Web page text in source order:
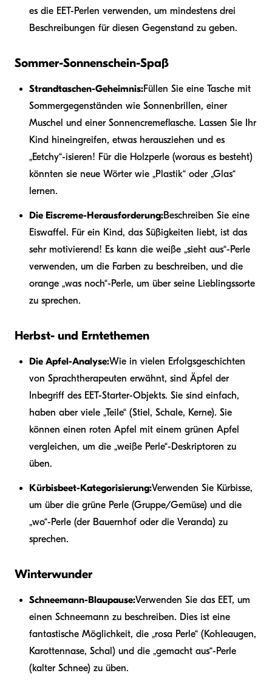
es die EET-Perlen verwenden, um mindestens drei
Beschreibungen für diesen Gegenstand zu geben.
Sommer-Sonnenschein-Spaß
Strandtaschen-Geheimnis:Füllen Sie eine Tasche mit
Sommergegenständen wie Sonnenbrillen, einer
Muschel und einer Sonnencremeflasche. Lassen Sie Ihr
Kind hineingreifen, etwas herausziehen und es
„Eetchy“-isieren! Für die Holzperle (woraus es besteht)
könnten sie neue Wörter wie „Plastik“ oder „Glas“
lernen.
Die Eiscreme-Herausforderung:Beschreiben Sie eine
Eiswaffel. Für ein Kind, das Süßigkeiten liebt, ist das
sehr motivierend! Es kann die weiße „sieht aus“-Perle
verwenden, um die Farben zu beschreiben, und die
orange „was noch“-Perle, um über seine Lieblingssorte
zu sprechen.
Herbst- und Erntethemen
Die Apfel-Analyse:Wie in vielen Erfolgsgeschichten
von Sprachtherapeuten erwähnt, sind Äpfel der
Inbegriff des EET-Starter-Objekts. Sie sind einfach,
haben aber viele „Teile“ (Stiel, Schale, Kerne). Sie
können einen roten Apfel mit einem grünen Apfel
vergleichen, um die „weiße Perle“-Deskriptoren zu
üben.
Kürbisbeet-Kategorisierung:Verwenden Sie Kürbisse,
um über die grüne Perle (Gruppe/Gemüse) und die
„wo“-Perle (der Bauernhof oder die Veranda) zu
sprechen.
Winterwunder
Schneemann-Blaupause:Verwenden Sie das EET, um
einen Schneemann zu beschreiben. Dies ist eine
fantastische Möglichkeit, die „rosa Perle“ (Kohleaugen,
Karottennase, Schal) und die „gemacht aus“-Perle
(kalter Schnee) zu üben.